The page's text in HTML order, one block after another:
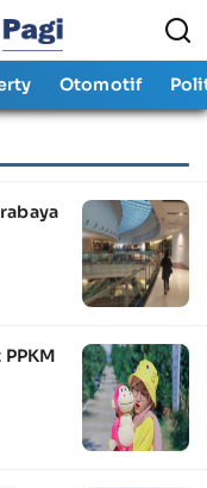
Otomotif